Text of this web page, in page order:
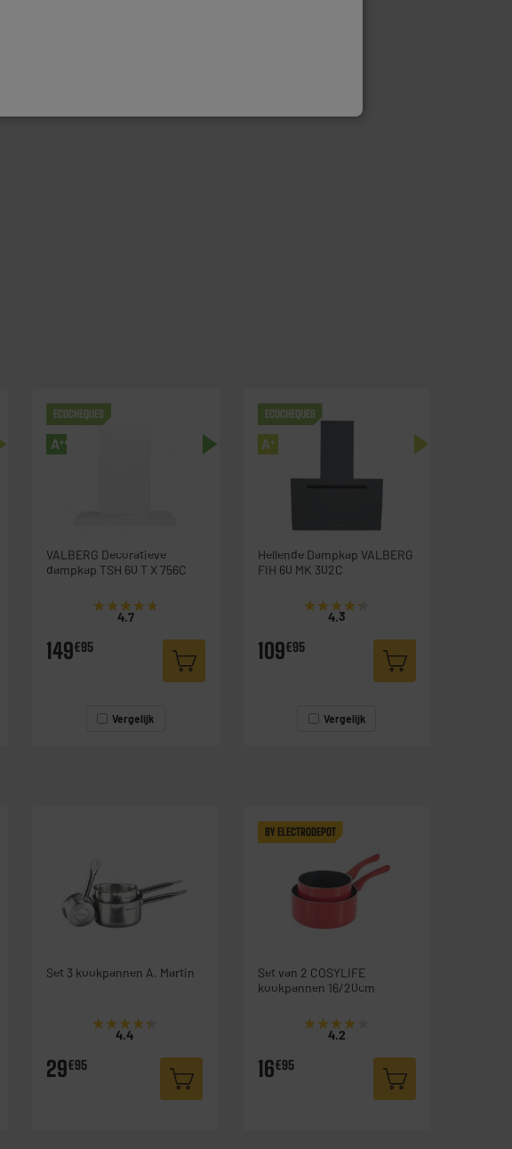
ECOCHEQUES
A++
VALBERG Decoratieve
dampkap TSH 60 T X 756C
★★★★★
★★★★★
4.7
149€95
Vergelijk
ECOCHEQUES
A+
Hellende Dampkap VALBERG
FIH 60 MK 302C
★★★★★
★★★★★
4.3
109€95
Vergelijk
Set 3 kookpannen A. Martin
★★★★★
★★★★★
4.4
29€95
BY ELECTRODEPOT
Set van 2 COSYLIFE
kookpannen 16/20cm
★★★★★
★★★★★
4.2
16€95